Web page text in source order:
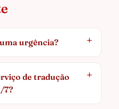
urgência?
de tradução
7?